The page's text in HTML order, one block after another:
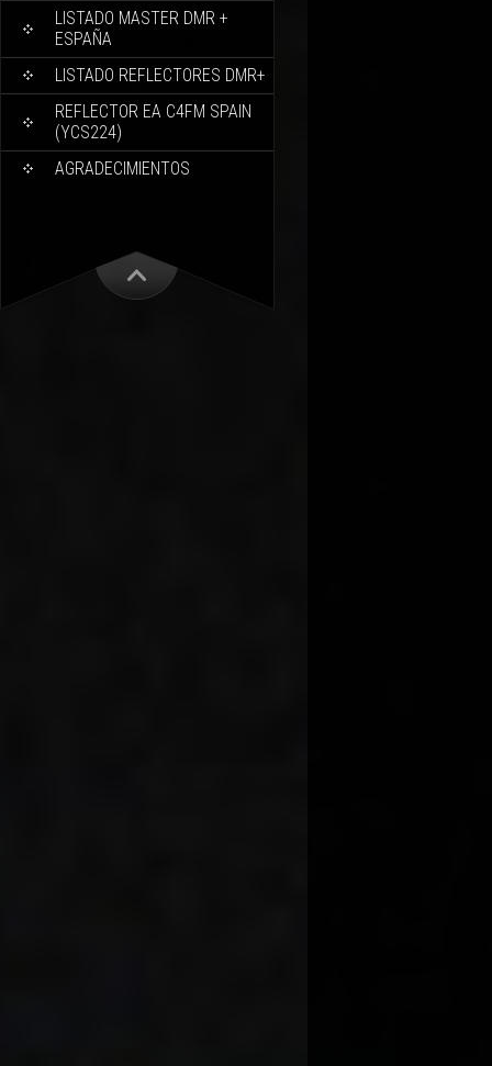
LISTADO MASTER DMR +
ESPAÑA
LISTADO REFLECTORES DMR+
REFLECTOR EA C4FM SPAIN
(YCS224)
AGRADECIMIENTOS